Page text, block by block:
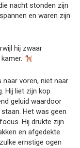
nacht stonden zijn
en waren zijn
hij zwaar
voren, niet naar
Hij liet zijn kop
geluid waardoor
Het was geen
Hij drukte zijn
en afgedekte
ernstige ogen